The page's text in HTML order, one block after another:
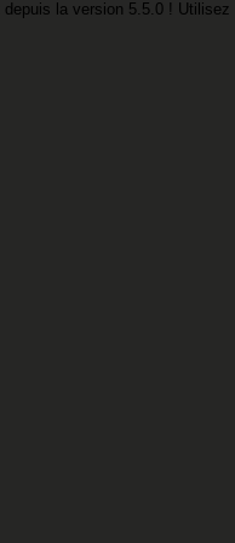
depuis la version 5.5.0 !